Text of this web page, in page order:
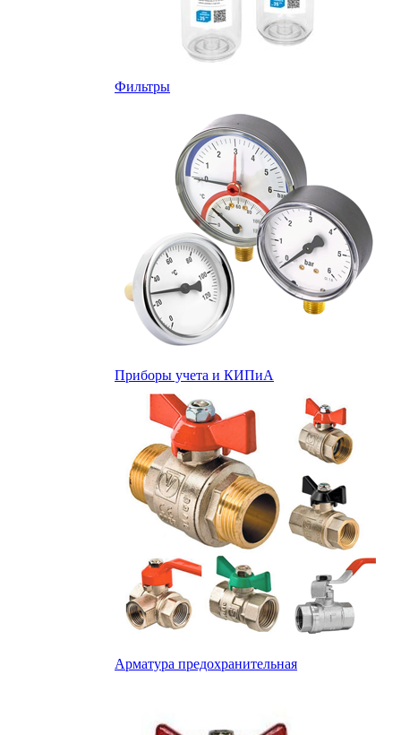
Фильтры
Приборы учета и КИПиА
Арматура предохранительная